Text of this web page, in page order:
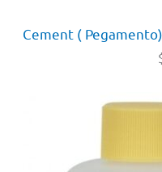
Cement (